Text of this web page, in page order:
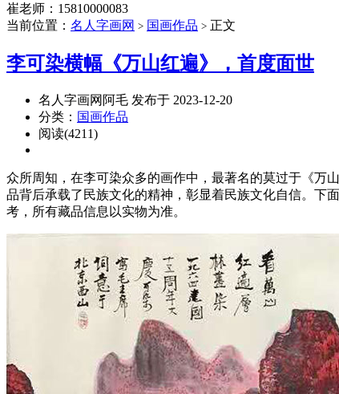
崔老师：15810000083
当前位置： 名人字画网 > 国画作品 > 正文
李可染横幅《万山红遍》，首度面世
名人字画网阿毛 发布于 2023-12-20
分类： 国画作品
阅读(4211)
众所周知，在李可染众多的画作中，最著名的莫过于《万
品背后承载了民族文化的精神，彰显着民族文化自信。下
考，所有藏品信息以实物为准。